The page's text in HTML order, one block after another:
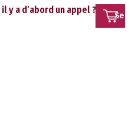
y a d’abord un appel ?
Se